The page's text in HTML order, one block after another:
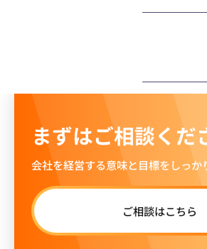
まずはご相談くだ
会社を経営する意味と目標をしっか
ご相談はこちら